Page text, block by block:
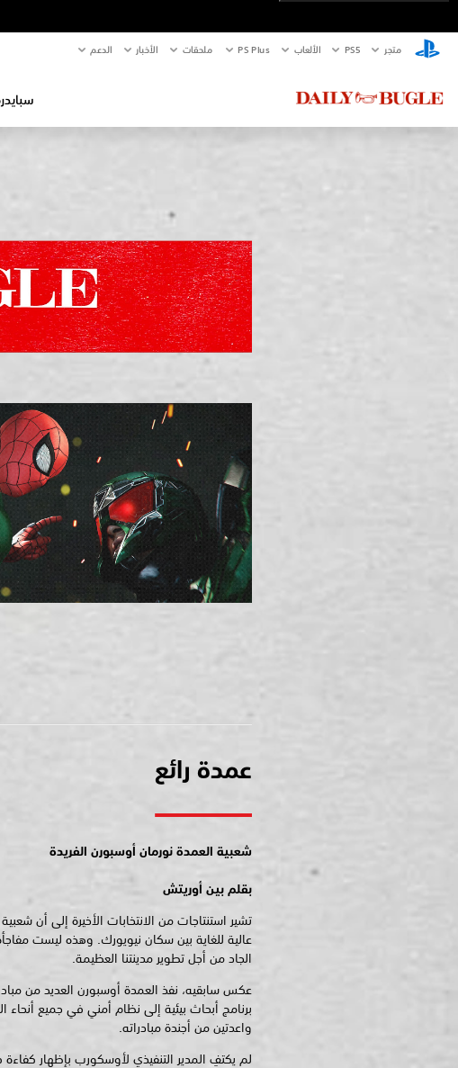
متجر PS5‏ الألعاب PS Plus ملحقات الأخبار الدعم
عمدة رائع
شعبية العمدة نورمان أوسبورن الفريدة
بقلم بين أوريتش
تشير استنتاجات من الانتخابات الأخيرة إلى أن
عالية للغاية بين سكان نيويورك. وهذه ليست
الجاد من أجل تطوير مدينتنا العظيمة.
عكس سابقيه، نفذ العمدة أوسبورن العديد من
برنامج أبحاث بيئية إلى نظام أمني في جميع أنحاء
واعدتين من أجندة مبادراته.
لم يكتفِ المدير التنفيذي لأوسكورب بإظهار